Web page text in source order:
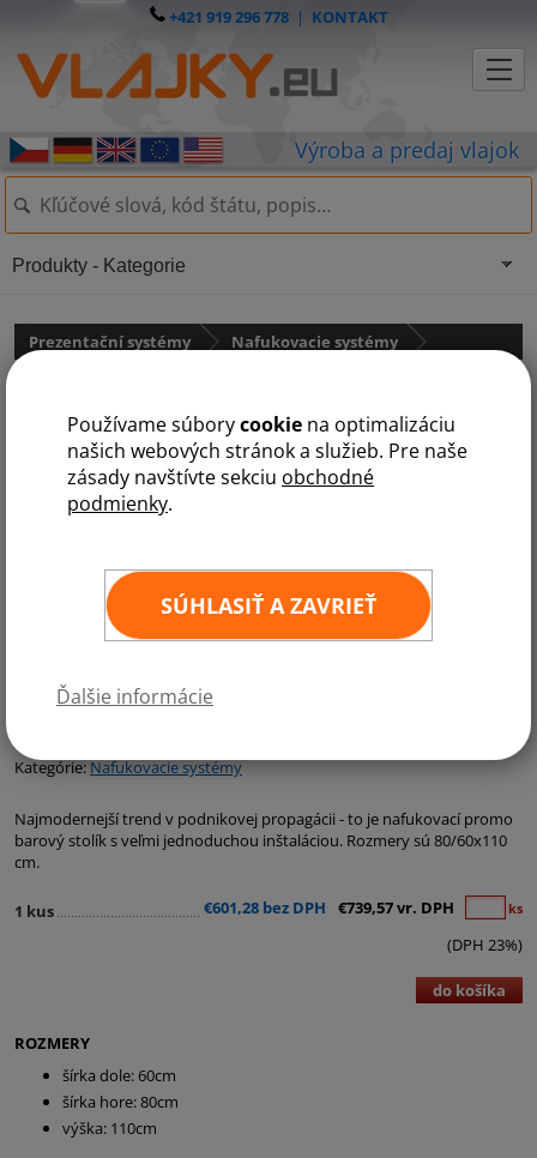
Používame súborycookie na optimalizáciu
našich webových stránok a služieb. Pre naše
zásady navštívte sekciu obchodné
podmienky.
SÚHLASIŤ A ZAVRIEŤ
Ďalšie informácie
+421 919 296 778| KONTAKT
Prezentační systémy Nafukovacie systémy
Kategórie:Nafukovacie systémy
Najmodernejší trend v podnikovej propagácii - to je nafukovací promo
barový stolík s veľmi jednoduchou inštaláciou. Rozmery sú 80/60x110
cm.
1 kus €601,28 bez DPH €739,57 vr. DPH ks
(DPH 23%)
do košíka
ROZMERY
šírka dole: 60cm
šírka hore: 80cm
výška: 110cm
Produkty - Kategorie